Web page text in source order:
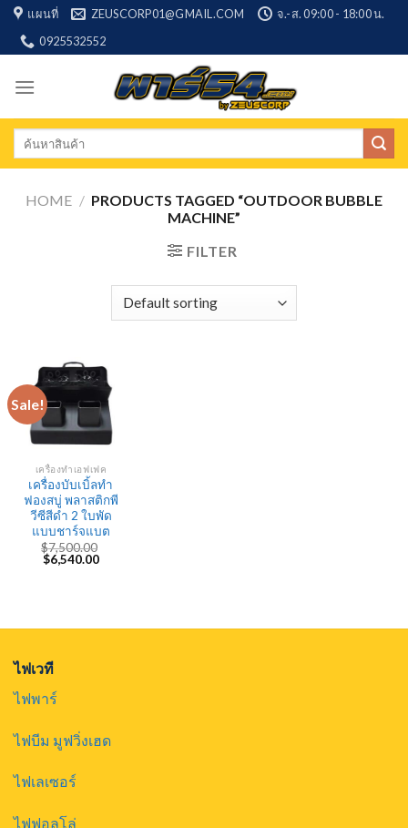
Skip
content
แผนที่ ZEUSCORP01@GMAIL.COM
จ.-ส. 09:00 - 18:00 น.
0925532552
Search
HOME / PRODUCTS TAGGED “OUTDOOR BUBBLE
MACHINE”
FILTER
Sale!
เครื่องทำเอฟเฟค
เครื่องบับเบิ้ลทำ
ฟองสบู่ พลาสติกพี
วีซีสีดำ 2 ใบพัด
แบบชาร์จแบต
$7,500.00
Original
price
$6,540.00Current
ไฟเวที
ไฟพาร์
ไฟบีม มูฟวิ่งเฮด
ไฟเลเซอร์
ไฟฟอลโล่